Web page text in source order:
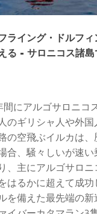
ライング・ドルフィ
る - サロニコス諸島
にアルゴサロニコ
のギリシャ人や外国
の空飛ぶイルカは、
合、騒々しいが速い
、主にアルゴサロニ
はるかに超えて成功
を備えた最先端の新